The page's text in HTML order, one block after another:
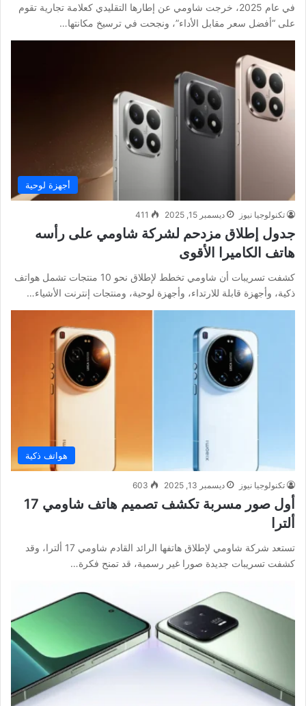
في عام 2025، خرجت شاومي عن إطارها التقليدي كعلامة تجارية تقوم
على “أفضل سعر مقابل الأداء”، ونجحت في ترسيخ مكانتها…
أجهزة لوحية
تكنولوجيا نيوز ديسمبر 15, 2025 411
جدول إطلاق مزدحم لشركة شاومي على رأسه
هاتف الكاميرا الأقوى
كشفت تسريبات أن شاومي تخطط لإطلاق نحو 10 منتجات تشمل هواتف
ذكية، وأجهزة قابلة للارتداء، وأجهزة لوحية، ومنتجات إنترنت الأشياء…
هواتف ذكية
تكنولوجيا نيوز ديسمبر 13, 2025 603
أول صور مسربة تكشف تصميم هاتف شاومي 17
ألترا
تستعد شركة شاومي لإطلاق هاتفها الرائد القادم شاومي 17 ألترا، وقد
كشفت تسريبات جديدة صورا غير رسمية، قد تمنح فكرة…